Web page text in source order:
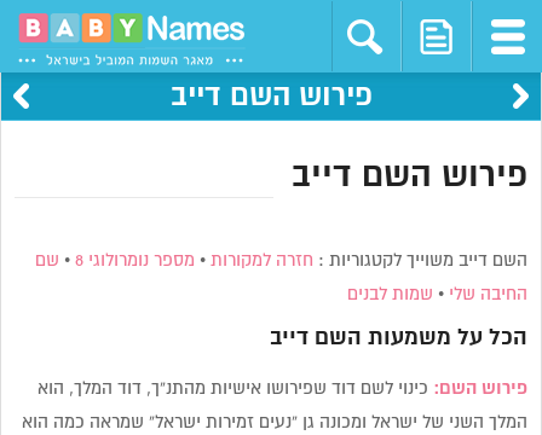
פירוש השם דייב
פירוש השם דייב
השם דייב משוייך לקטגוריות : חזרה למקורות • מספר נומרולוגי 8 • שם
החיבה שלי • שמות לבנים
הכל על משמעות השםדייב
פירוש השם: כינוי לשם דוד שפירושו אישיות מהתנ”ך, דוד המלך, הוא
המלך השני של ישראל ומכונה גן “נעים זמירות ישראל” שמראה כמה הוא